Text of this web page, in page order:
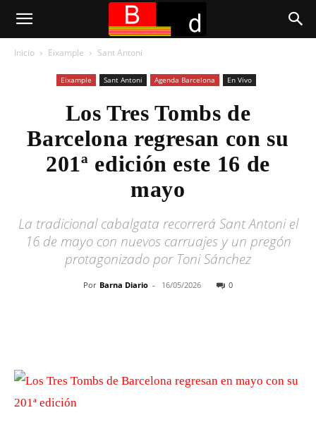
Inicio Eixample Sant Antoni
Eixample Sant Antoni Agenda Barcelona En Vivo
Los Tres Tombs de
Barcelona regresan con su
201ª edición este 16 de
mayo
La tradicional cabalgata recorrerá Sant Antoni el
16 de mayo con nuevos carruajes y un pregón
protagonizado por Toni Sánchez
Por Barna Diario - 16/05/2026 0